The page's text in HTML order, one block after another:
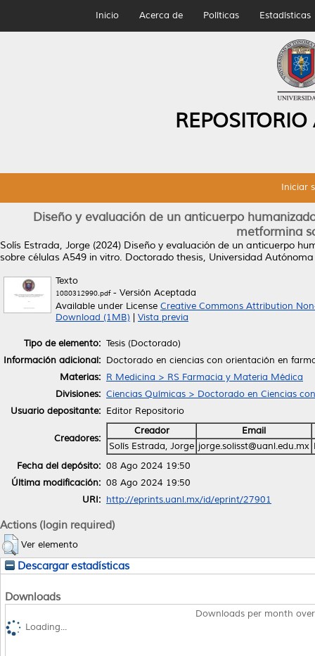
Inicio Acerca de Políticas Estadísticas
Iniciar
Diseño y evaluación de un anticuerpo
metformina
Solís Estrada, Jorge (2024) Diseño y evaluación de un anticuerpo
sobre células A549 in vitro. Doctorado thesis, Universidad
Texto
1080312990.pdf- Versión Aceptada
Available under License Creative Commons Attribution
Download (1MB)
Vista previa
Tipo de elemento: Tesis (Doctorado)
Información adicional: Doctorado en ciencias con orientación en
Materias: R Medicina > RS Farmacia y Materia Médica
Divisiones: Ciencias Químicas > Doctorado en Ciencias
Usuario depositante: Editor Repositorio
Creadores:
Creador
Email
Solís Estrada, Jorge jorge.solisst@uanl.edu.mx
Fecha del depósito: 08 Ago 2024 19:50
Última modificación: 08 Ago 2024 19:50
URI: http://eprints.uanl.mx/id/eprint/27901
Actions (login required)
Ver elemento
Descargar estadísticas
Downloads
Downloads per month
Loading...